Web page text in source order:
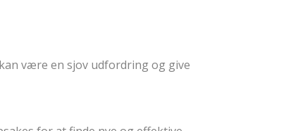
være en sjov udfordring og give